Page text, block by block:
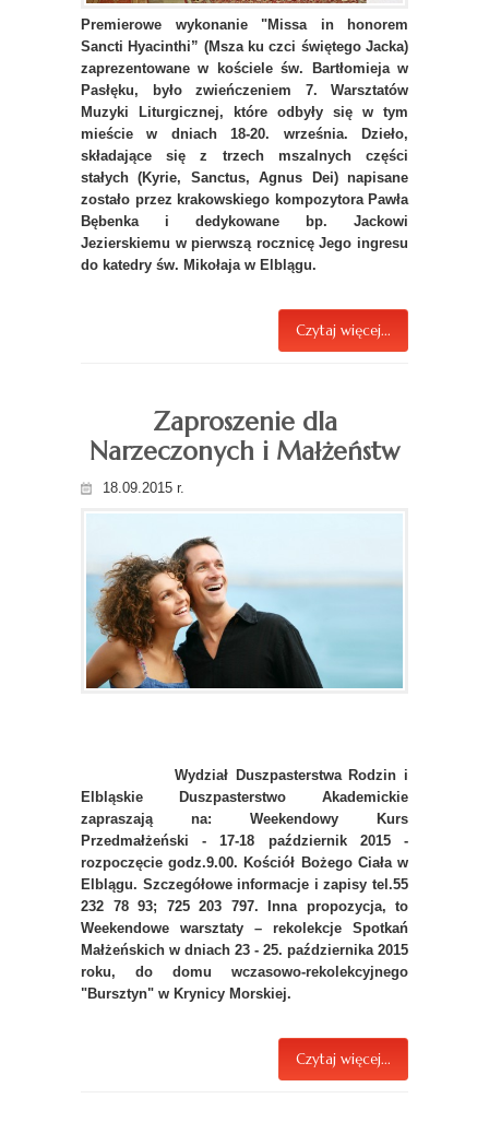
Premierowe wykonanie "Missa in honorem
Sancti Hyacinthi” (Msza ku czci świętego Jacka)
zaprezentowane w kościele św. Bartłomieja w
Pasłęku, było zwieńczeniem 7. Warsztatów
Muzyki Liturgicznej, które odbyły się w tym
mieście w dniach 18-20. września. Dzieło,
składające się z trzech mszalnych części
stałych (Kyrie, Sanctus, Agnus Dei) napisane
zostało przez krakowskiego kompozytora Pawła
Bębenka i dedykowane bp. Jackowi
Jezierskiemu w pierwszą rocznicę Jego ingresu
do katedry św. Mikołaja w Elblągu.
Czytaj więcej...
Zaproszenie dla
Narzeczonych i Małżeństw
18.09.2015 r.
Wydział Duszpasterstwa Rodzin i
Elbląskie Duszpasterstwo Akademickie
zapraszają na: Weekendowy Kurs
Przedmałżeński - 17-18 październik 2015 -
rozpoczęcie godz.9.00. Kościół Bożego Ciała w
Elblągu. Szczegółowe informacje i zapisy tel.55
232 78 93; 725 203 797. Inna propozycja, to
Weekendowe warsztaty – rekolekcje Spotkań
Małżeńskich w dniach 23 - 25. października 2015
roku, do domu wczasowo-rekolekcyjnego
"Bursztyn" w Krynicy Morskiej.
Czytaj więcej...